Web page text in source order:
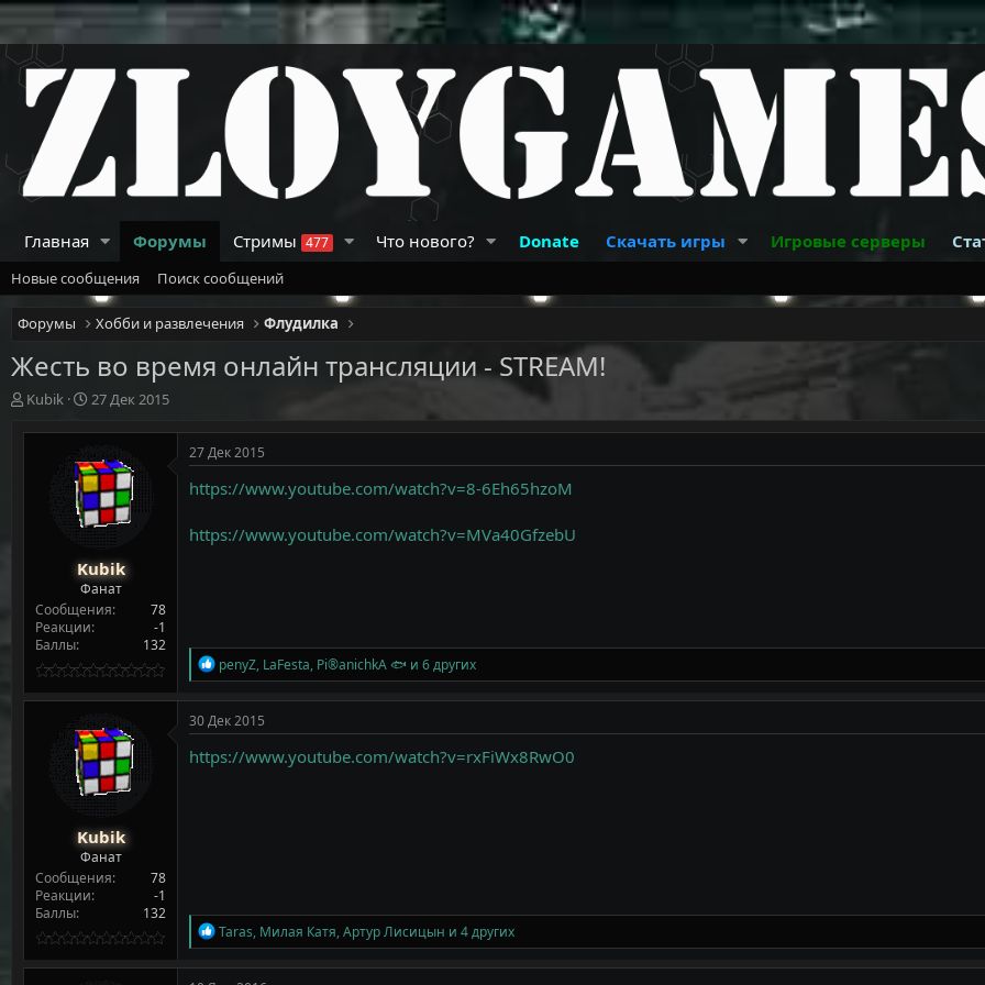
Главная Форумы Стримы 477 Что нового? Donate Скачать игры Игровые серверы
Новые сообщения Поиск сообщений
Форумы Хобби и развлечения Флудилка
Жесть во время онлайн трансляции - STREAM!
А
т
Kubik
Д
т
а
н
а
ч
а
27 Дек 2015
Kubik
Фанат
Сообщения
78
Реакции
-1
Баллы
132
27 Дек 2015
https://www.youtube.com/watch?v=8-6Eh65hzoM
https://www.youtube.com/watch?v=MVa40GfzebU
Р
е
а
к
ц
и
и
penyZ, LaFesta, Pi®anichkA 🐟 и 6 других
Kubik
Фанат
Сообщения
78
Реакции
-1
Баллы
132
30 Дек 2015
https://www.youtube.com/watch?v=rxFiWx8RwO0
Р
е
а
Taras, Милая Катя,Артур Лисицын и 4 других